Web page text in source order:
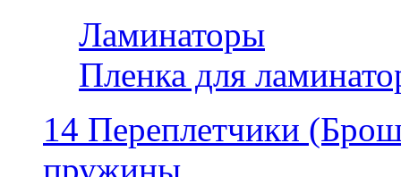
Ламинаторы
Пленка для
14 Переплетчики